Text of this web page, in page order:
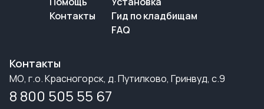
Контакты
Гид по кладбищам
FAQ
Контакты
МО, г.о. Красногорск, д. Путилково, Гринвуд, с.9
8 800 505 55 67